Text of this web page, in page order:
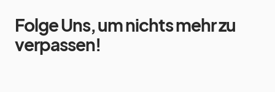
Folge Uns, um nichts mehr zu
verpassen!